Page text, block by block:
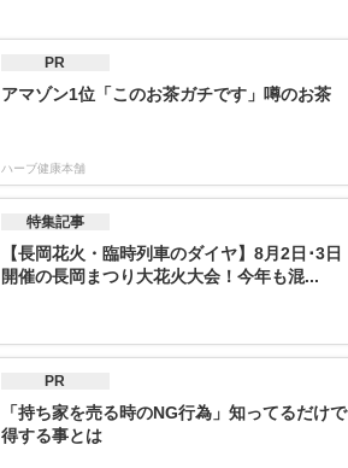
PR
アマゾン1位「このお茶ガチです」噂のお茶
ハーブ健康本舗
特集記事
【長岡花火・臨時列車のダイヤ】8月2日･3日
開催の長岡まつり大花火大会！今年も混...
PR
「持ち家を売る時のNG行為」知ってるだけで
得する事とは